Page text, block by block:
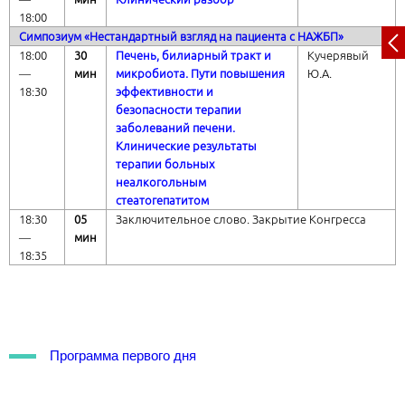
18:00
Симпозиум «Нестандартный взгляд на пациента с НАЖБП»
18:00
―
18:30
30
мин
Печень, билиарный тракт и
микробиота. Пути повышения
эффективности и
безопасности терапии
заболеваний печени.
Клинические результаты
терапии больных
неалкогольным
стеатогепатитом
Кучерявый
Ю.А.
18:30
―
18:35
05
мин
Заключительное слово. Закрытие Конгресса
Программа первого дня